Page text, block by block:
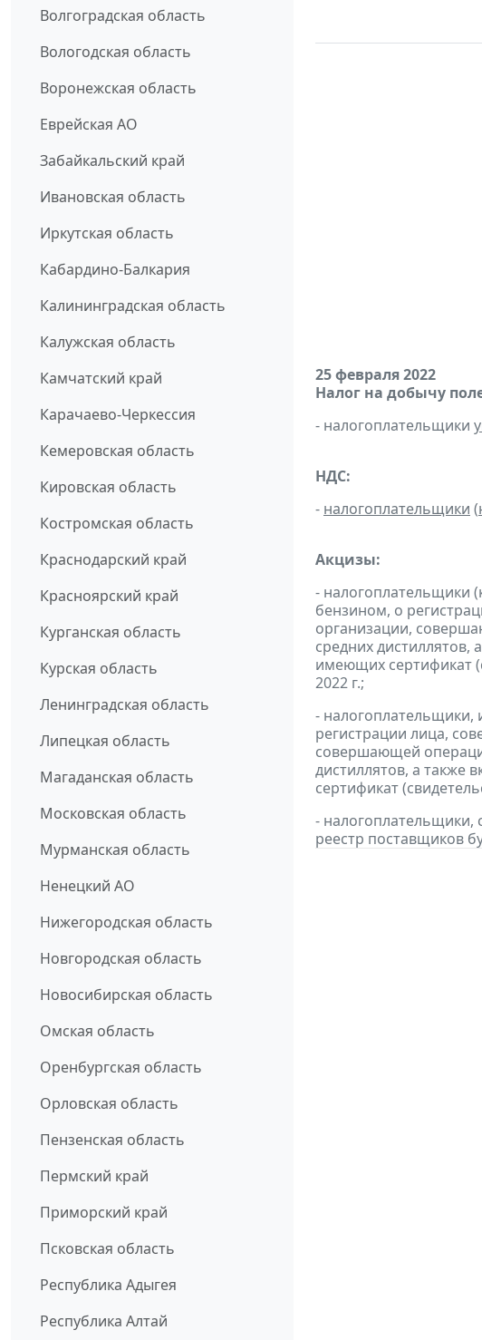
Волгоградская область
Вологодская область
Воронежская область
Еврейская АО
Забайкальский край
Ивановская область
Иркутская область
Кабардино-Балкария
Калининградская область
Калужская область
Камчатский край
Карачаево-Черкессия
Кемеровская область
Кировская область
Костромская область
Краснодарский край
Красноярский край
Курганская область
Курская область
Ленинградская область
Липецкая область
Магаданская область
Московская область
Мурманская область
Ненецкий АО
Нижегородская область
Новгородская область
Новосибирская область
Омская область
Оренбургская область
Орловская область
Пензенская область
Пермский край
Приморский край
Псковская область
Республика Адыгея
Республика Алтай
25 февраля 2022
Налог на добычу
- налогоплательщики
НДС:
- налогоплательщики (
Акцизы:
- налогоплательщики
бензином, о
организации,
средних дистиллятов,
имеющих сертификат
2022 г.;
-
регистрации лица,
совершающей
дистиллятов, а также
сертификат
-
реестр поставщиков